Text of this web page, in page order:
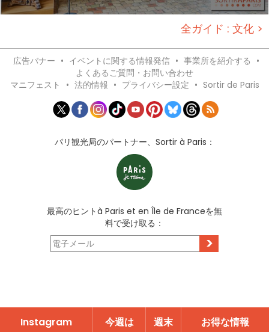
全ガイド : 文化 >
広告バナー • イベントに関する情報発信 • 事業所を紹介する •
よくあるご質問・お問い合わせ
マニフェスト
• 法的情報 • プライバシー設定 • Sortir de Paris
パリ観光局のパートナー、Sortir à Paris：
最高のヒントà Paris et en Île de Franceを無
料で受け取る：
>
Instagram 今週は 週末 お得な情報